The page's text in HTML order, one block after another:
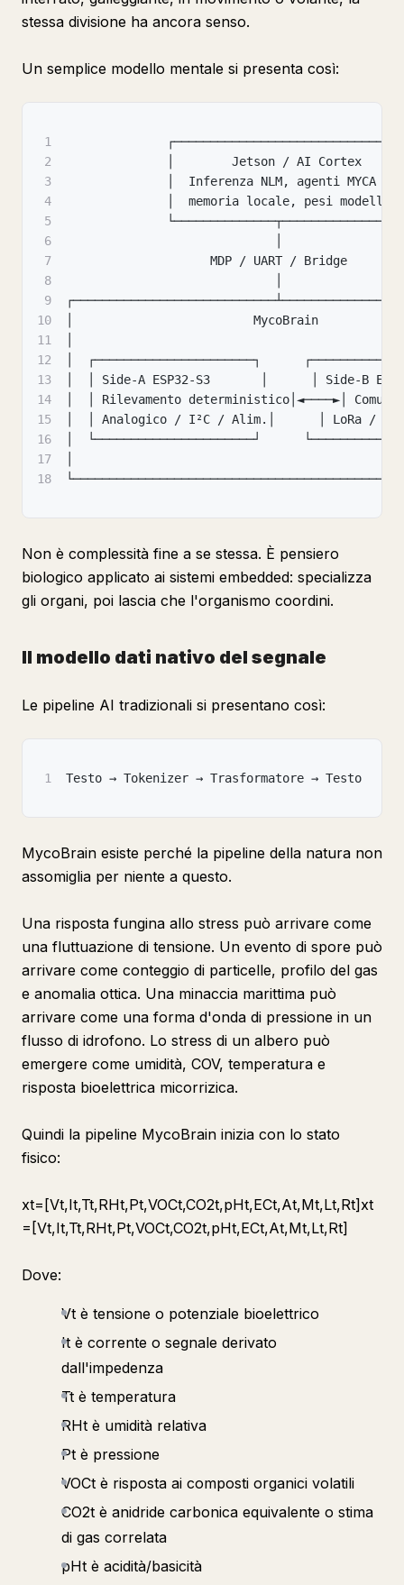
stessa divisione ha ancora senso.
Un semplice modello mentale si presenta così:
1
              ┌──────────────────────────────┐
2
              │        Jetson / AI Cortex     │
3
              │  Inferenza NLM
,
agenti MYCA   │
4
              │  memoria locale
,
pesi modello │
5
              └──────────────┬───────────────┘
6
7
                    MDP / UART / Bridge
8
9
10
│                         MycoBrain
11
12
│  ┌──────────────────────┐
13
│  │ Side-A ESP32-S3       │      │ Side-B
14
│  │ Rilevamento deterministico│◄────►│
15
│  │ Analogico / I²C / Alim.│      │ LoRa /
16
│  └──────────────────────┘
17
18
Non è complessità fine a se stessa. È pensiero
biologico applicato ai sistemi embedded: specializza
gli organi, poi lascia che l'organismo coordini.
Il modello dati nativo del segnale
Le pipeline AI tradizionali si presentano così:
1 Testo → Tokenizer → Trasformatore → Testo
MycoBrain esiste perché la pipeline della natura non
assomiglia per niente a questo.
Una risposta fungina allo stress può arrivare come
una fluttuazione di tensione. Un evento di spore può
arrivare come conteggio di particelle, profilo del gas
e anomalia ottica. Una minaccia marittima può
arrivare come una forma d'onda di pressione in un
flusso di idrofono. Lo stress di un albero può
emergere come umidità, COV, temperatura e
risposta bioelettrica micorrizica.
Quindi la pipeline MycoBrain inizia con lo stato
fisico:
xt​=[Vt​,It​,Tt​,RHt​,Pt​,VOCt​,CO2t​,pHt​,ECt​,At​,Mt​,Lt​,Rt​]xt​
=[Vt​,It​,Tt​,RHt​,Pt​,VOCt​,CO2t​,pHt​,ECt​,At​,Mt​,Lt​,Rt​]
Dove:
Vt è tensione o potenziale bioelettrico
It​ è corrente o segnale derivato
dall'impedenza
Tt​ è temperatura
RHt​ è umidità relativa
Pt è pressione
VOCt​ è risposta ai composti organici volatili
CO2t​ è anidride carbonica equivalente o stima
di gas correlata
pHt​ è acidità/basicità